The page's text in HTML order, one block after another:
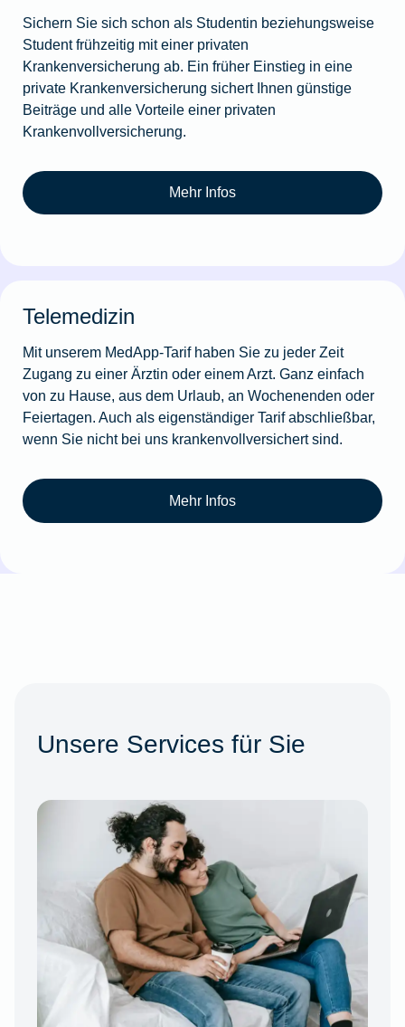
Sichern Sie sich schon als Studentin beziehungsweise
Student frühzeitig mit einer privaten
Krankenversicherung ab. Ein früher Einstieg in eine
private Krankenversicherung sichert Ihnen günstige
Beiträge und alle Vorteile einer privaten
Krankenvollversicherung.
Mehr Infos
Telemedizin
Mit unserem MedApp-Tarif haben Sie zu jeder Zeit
Zugang zu einer Ärztin oder einem Arzt. Ganz einfach
von zu Hause, aus dem Urlaub, an Wochenenden oder
Feiertagen. Auch als eigenständiger Tarif abschließbar,
wenn Sie nicht bei uns krankenvollversichert sind.
Mehr Infos
Unsere Services für Sie